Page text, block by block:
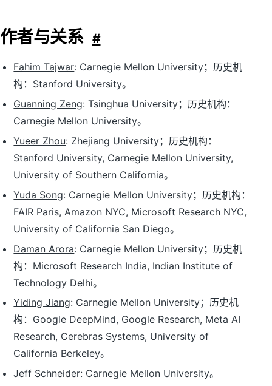
作者与关系 #
Fahim Tajwar: Carnegie Mellon University；历史机
构：Stanford University。
Guanning Zeng: Tsinghua University；历史机构：
Carnegie Mellon University。
Yueer Zhou: Zhejiang University；历史机构：
Stanford University, Carnegie Mellon University,
University of Southern California。
Yuda Song: Carnegie Mellon University；历史机构：
FAIR Paris, Amazon NYC, Microsoft Research NYC,
University of California San Diego。
Daman Arora: Carnegie Mellon University；历史机
构：Microsoft Research India, Indian Institute of
Technology Delhi。
Yiding Jiang: Carnegie Mellon University；历史机
构：Google DeepMind, Google Research, Meta AI
Research, Cerebras Systems, University of
California Berkeley。
Jeff Schneider: Carnegie Mellon University。